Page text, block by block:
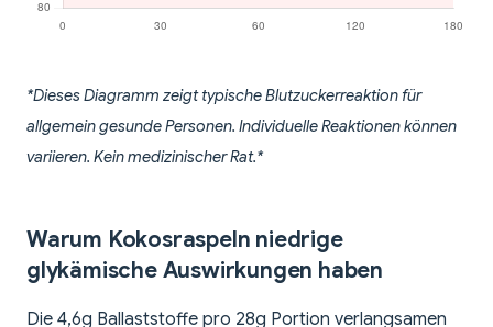
*Dieses Diagramm zeigt typische Blutzuckerreaktion für
allgemein gesunde Personen. Individuelle Reaktionen können
variieren. Kein medizinischer Rat.*
Warum Kokosraspeln niedrige
glykämische Auswirkungen haben
Die 4,6g Ballaststoffe pro 28g Portion verlangsamen